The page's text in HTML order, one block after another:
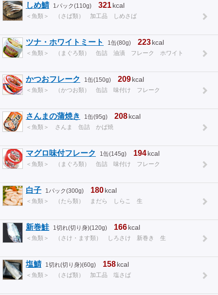
しめ鯖 1パック(110g) 321kcal
＜魚類＞ （さば類） 加工品 しめさば
ツナ・ホワイトミート 1缶(80g) 223kcal
＜魚類＞ （まぐろ類） 缶詰 油漬 フレーク ホワイト
かつおフレーク 1缶(150g) 209kcal
＜魚類＞ （かつお類） 缶詰 味付け フレーク
さんまの蒲焼き 1缶(95g) 208kcal
＜魚類＞ さんま 缶詰 かば焼
マグロ味付フレーク 1缶(145g) 194kcal
＜魚類＞ （まぐろ類） 缶詰 味付け フレーク
白子 1パック(300g) 180kcal
＜魚類＞ （たら類） まだら しらこ 生
新巻鮭 1切れ(切り身)(120g) 166kcal
＜魚類＞ （さけ・ます類） しろさけ 新巻き 生
塩鯖 1切れ(切り身)(60g) 158kcal
＜魚類＞ （さば類） 加工品 塩さば